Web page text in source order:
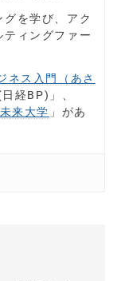
を学び、アク
ィングファー
ネス入門（あさ
経BP)」、
来大学 」があ